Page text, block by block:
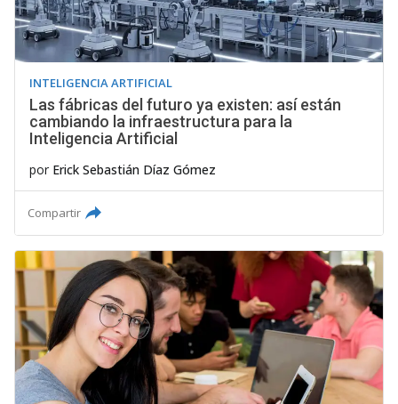
INTELIGENCIA ARTIFICIAL
Las fábricas del futuro ya existen: así están
cambiando la infraestructura para la
Inteligencia Artificial
por Erick Sebastián Díaz Gómez
Compartir